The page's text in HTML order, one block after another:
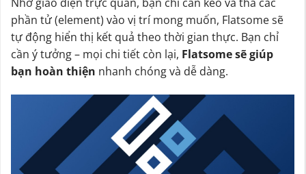
phần tử (element) vào vị trí mong muốn, Flatsome sẽ
tự động hiển thị kết quả theo thời gian thực. Bạn chỉ
cần ý tưởng – mọi chi tiết còn lại, Flatsome sẽ giúp
bạn hoàn thiện nhanh chóng và dễ dàng.